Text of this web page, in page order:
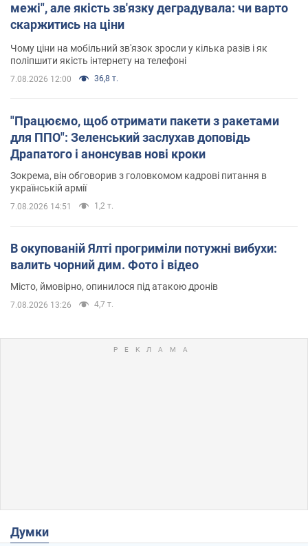
межі", але якість зв'язку деградувала: чи варто
скаржитись на ціни
Чому ціни на мобільний зв'язок зросли у кілька разів і як
поліпшити якість інтернету на телефоні
7.08.2026 12:00 36,8 т.
"Працюємо, щоб отримати пакети з ракетами
для ППО": Зеленський заслухав доповідь
Драпатого і анонсував нові кроки
Зокрема, він обговорив з головкомом кадрові питання в
українській армії
7.08.2026 14:51 1,2 т.
В окупованій Ялті прогриміли потужні вибухи:
валить чорний дим. Фото і відео
Місто, ймовірно, опинилося під атакою дронів
7.08.2026 13:26 4,7 т.
Думки